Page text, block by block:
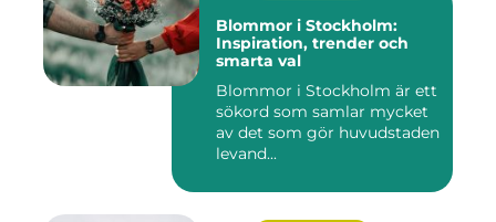
Blommor i Stockholm:
Inspiration, trender och
smarta val
Blommor i Stockholm är ett
sökord som samlar mycket
av det som gör huvudstaden
levand...